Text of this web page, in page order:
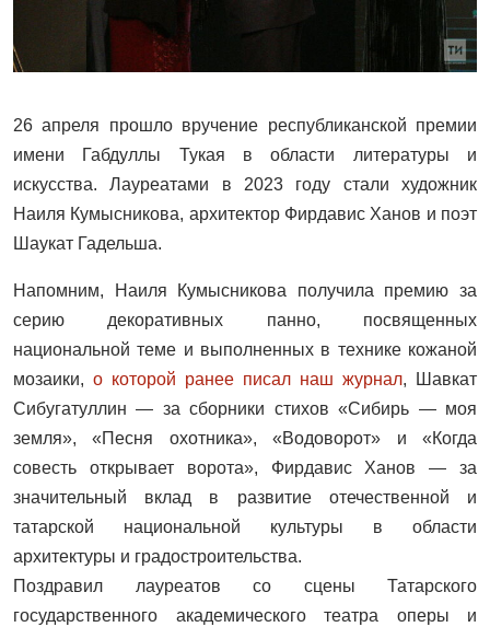
26 апреля прошло вручение республиканской премии
имени Габдуллы Тукая в области литературы и
искусства. Лауреатами в 2023 году стали художник
Наиля Кумысникова, архитектор Фирдавис Ханов и поэт
Шаукат Гадельша.
Напомним, Наиля Кумысникова получила премию за
серию декоративных панно, посвященных
национальной теме и выполненных в технике кожаной
мозаики, о которой ранее писал наш журнал, Шавкат
Сибугатуллин — за сборники стихов «Сибирь — моя
земля», «Песня охотника», «Водоворот» и «Когда
совесть открывает ворота», Фирдавис Ханов — за
значительный вклад в развитие отечественной и
татарской национальной культуры в области
архитектуры и градостроительства.
Поздравил лауреатов со сцены Татарского
государственного академического театра оперы и